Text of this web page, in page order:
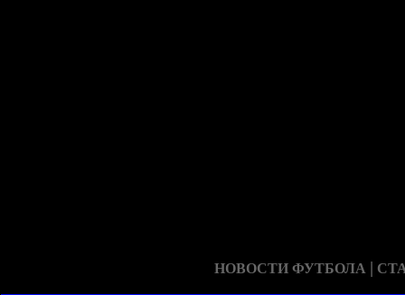
НОВОСТИ ФУТБОЛА |